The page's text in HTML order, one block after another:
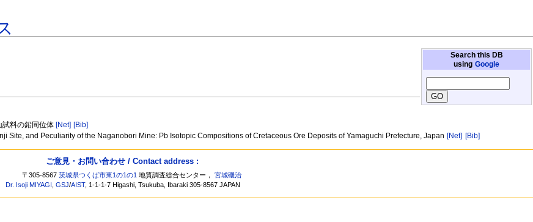
Search this DB
using Google
試料の鉛同位体 [Net] [Bib]
Site, and Peculiarity of the Naganobori Mine: Pb Isotopic Compositions of Cretaceous Ore Deposits of Yamaguchi Prefecture, Japan [Net] [Bib]
ご意見・お問い合わせ / Contact address :
〒305-8567茨城県つくば市東1の1の1 地質調査総合センター，宮城磯治
Dr. Isoji MIYAGI ,GSJ/AIST, 1-1-1-7 Higashi, Tsukuba, Ibaraki 305-8567 JAPAN